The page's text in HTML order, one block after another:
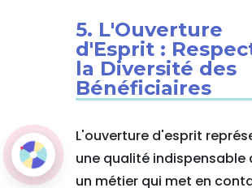
5. L'Ouverture
d'Esprit :
la Diversité des
Bénéficiaires
L'ouverture d'esprit
une qualité indispensable
un métier qui met en